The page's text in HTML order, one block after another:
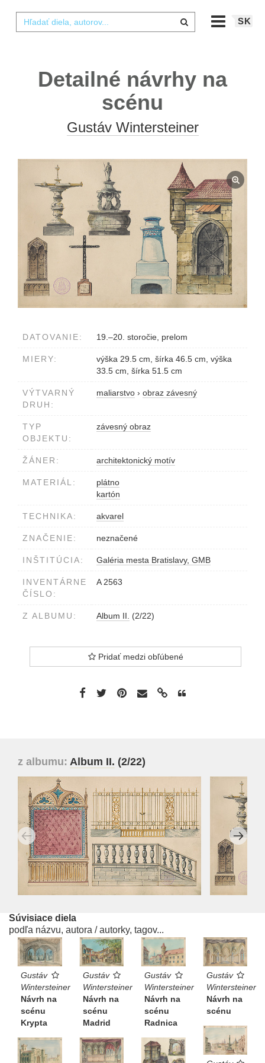
SK
Detailné návrhy na
scénu
Gustáv Wintersteiner
DATOVANIE: 19.–20. storočie, prelom
MIERY:
výška 29.5 cm, šírka 46.5 cm, výška
33.5 cm, šírka 51.5 cm
VÝTVARNÝ
DRUH:
maliarstvo › obraz závesný
TYP
OBJEKTU:
závesný obraz
ŽÁNER: architektonický motív
MATERIÁL:
plátno
kartón
TECHNIKA: akvarel
ZNAČENIE: neznačené
INŠTITÚCIA: Galéria mesta Bratislavy, GMB
INVENTÁRNE
ČÍSLO:
A 2563
Z ALBUMU: Album II. (2/22)
Pridať medzi obľúbené
z albumu: Album II. (2/22)
Súvisiace diela
podľa názvu, autora / autorky, tagov...
Gustáv
Wintersteiner
Návrh na
scénu
Krypta
Gustáv
Wintersteiner
Návrh na
scénu
Madrid
Gustáv
Wintersteiner
Návrh na
scénu
Radnica
Gustáv
Wintersteiner
Návrh na
scénu